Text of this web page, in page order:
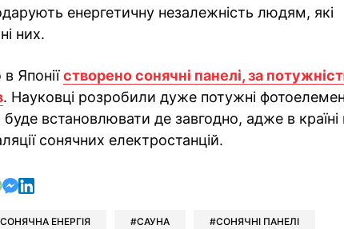
енергетичну незалежність людям, які
них.
Японіїстворено сонячні панелі, за
. Науковці розробили дуже потужні
встановлювати де завгодно, адже в країні
сонячних електростанцій.
у Telegram
у Facebook
у Xу Viber
відправити у Whatsapp
відправити у Messenger
відправити у LinkedIn
СОНЯЧНА ЕНЕРГІЯ САУНА СОНЯЧНІ ПАНЕЛІ